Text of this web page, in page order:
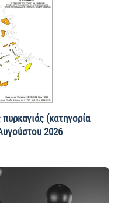
(κατηγορία
2026